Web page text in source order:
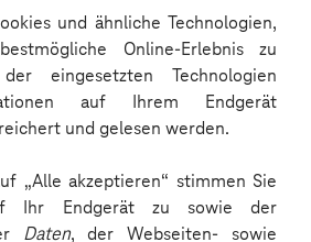
und ähnliche Technologien,
Online-Erlebnis zu
eingesetzten Technologien
auf Ihrem Endgerät
und gelesen werden.
„Alle akzeptieren“ stimmen Sie
Ihr Endgerät zu sowie der
Daten, der Webseiten- sowie
Mehr laden